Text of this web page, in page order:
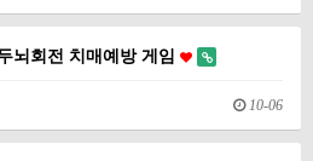
뇌회전 치매예방 게임
10-06